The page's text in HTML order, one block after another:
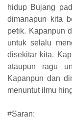
hidup Bujang
dimanapun kita
petik. Kapanpun
untuk selalu
disekitar kita.
ataupun ragu
Kapanpun dan
menuntut ilmu
#Saran: